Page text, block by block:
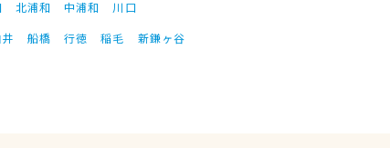
北浦和 中浦和
川口
船橋 行徳 稲毛 新鎌ヶ谷